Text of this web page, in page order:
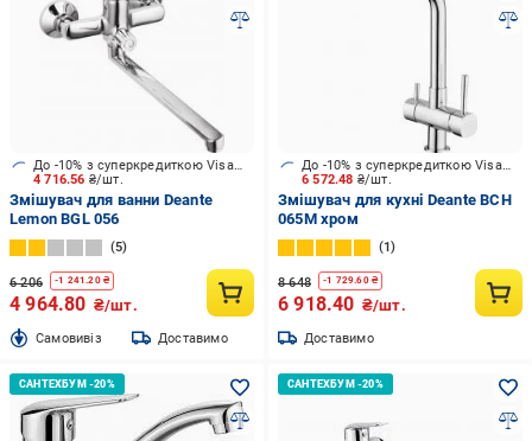
4 716.56 ₴/шт.
До -10% з суперкредиткою Visa Вигода
Змішувач для ванни Deante
Lemon BGL 056
5
6 206 -1 241.20₴
4 964.80 ₴/шт.
Cамовивіз Доставимо
6 572.48 ₴/шт.
До -10% з суперкредиткою Visa Вигода
Змішувач для кухні Deante BCH
065M хром
1
8 648 -1 729.60₴
6 918.40 ₴/шт.
Доставимо